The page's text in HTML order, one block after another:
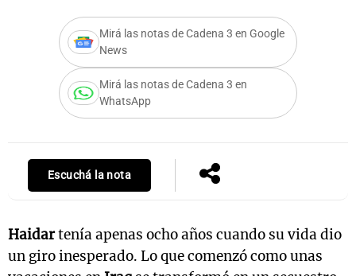
Mirá las notas de Cadena 3 en Google
News
Mirá las notas de Cadena 3 en
WhatsApp
Escuchá la nota
Haidartenía apenas ocho años cuando su vida dio
un giro inesperado. Lo que comenzó como unas